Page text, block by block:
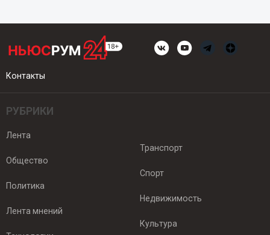
Контакты
РУБРИКИ
Лента
Общество
Политика
Лента мнений
Транспорт
Спорт
Недвижимость
Культура